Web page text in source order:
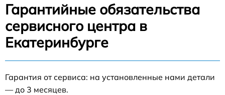
Гарантийные обязательства
сервисного центра в
Екатеринбурге
Гарантия от сервиса: на установленные нами детали
— до 3 месяцев.